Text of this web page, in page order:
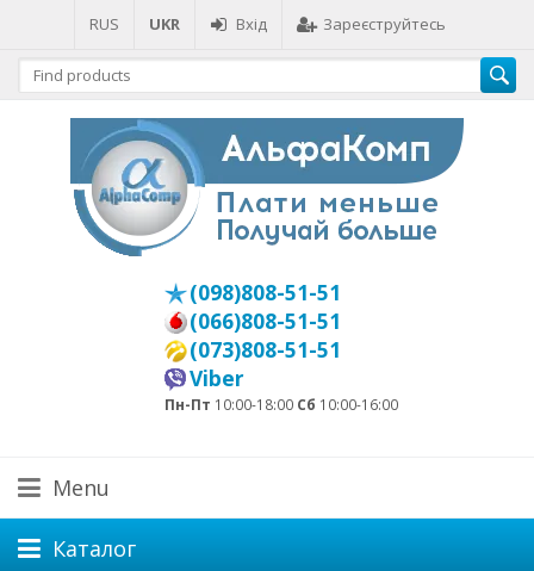
RUS UKR Вхід Зареєструйтесь
(098)808-51-51
(066)808-51-51
(073)808-51-51
Viber
Пн-Пт 10:00-18:00 Сб 10:00-16:00
Menu
Каталог